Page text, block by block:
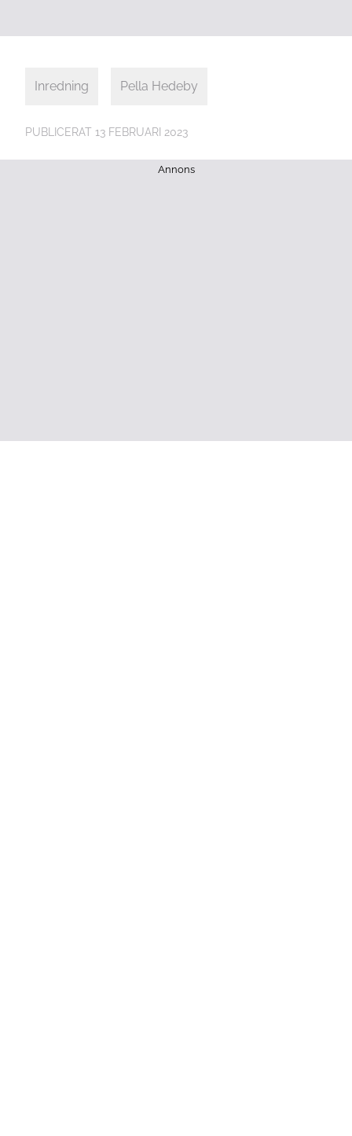
Inredning Pella Hedeby
PUBLICERAT 13 FEBRUARI 2023
Annons